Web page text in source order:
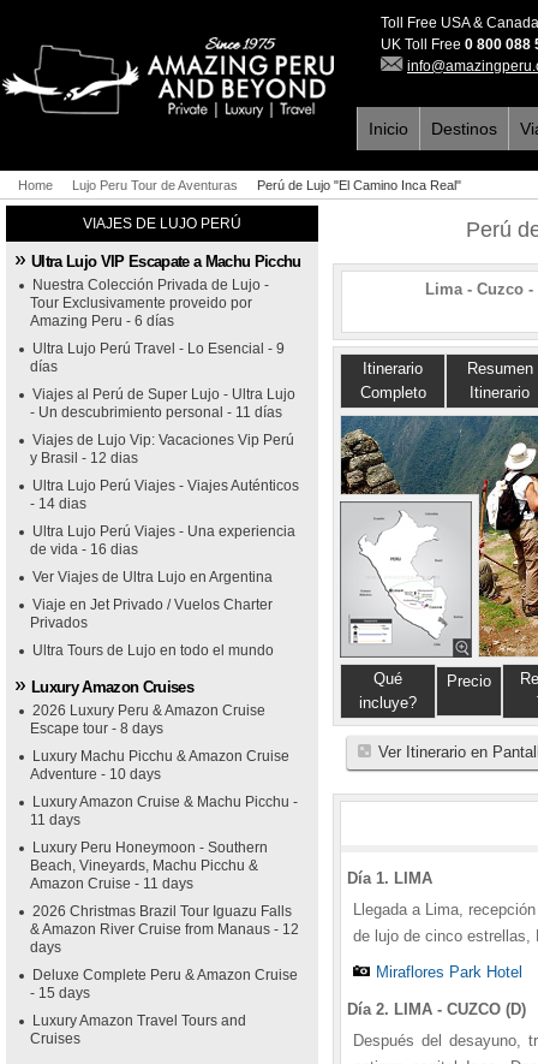
Toll Free USA &
UK Toll Free 0 800 088
Inicio Destinos
Home Lujo Peru Tour de Aventuras Perú de Lujo "El Camino Inca Real"
VIAJES DE LUJO PERÚ
Ultra Lujo VIP Escapate a Machu Picchu
Nuestra Colección Privada de Lujo -
Tour Exclusivamente proveido por
Amazing Peru - 6 días
Ultra Lujo Perú Travel - Lo Esencial - 9
días
Viajes al Perú de Super Lujo - Ultra Lujo
- Un descubrimiento personal - 11 días
Viajes de Lujo Vip: Vacaciones Vip Perú
y Brasil - 12 dias
Ultra Lujo Perú Viajes - Viajes Auténticos
- 14 dias
Ultra Lujo Perú Viajes - Una experiencia
de vida - 16 dias
Ver Viajes de Ultra Lujo en Argentina
Viaje en Jet Privado / Vuelos Charter
Privados
Ultra Tours de Lujo en todo el mundo
Luxury Amazon Cruises
2026 Luxury Peru & Amazon Cruise
Escape tour - 8 days
Luxury Machu Picchu & Amazon Cruise
Adventure - 10 days
Luxury Amazon Cruise & Machu Picchu -
11 days
Luxury Peru Honeymoon - Southern
Beach, Vineyards, Machu Picchu &
Amazon Cruise - 11 days
2026 Christmas Brazil Tour Iguazu Falls
& Amazon River Cruise from Manaus - 12
days
Deluxe Complete Peru & Amazon Cruise
- 15 days
Luxury Amazon Travel Tours and
Cruises
Perú
Lima - Cuzco
Itinerario
Completo
Resumen
Itinerario
Qué
incluye?
Precio
Ver Itinerario en
Día 1. LIMA
Llegada a Lima,
de lujo de cinco estrellas,
Miraflores Park Hotel
Día 2. LIMA - CUZCO (D)
Después del desayuno,